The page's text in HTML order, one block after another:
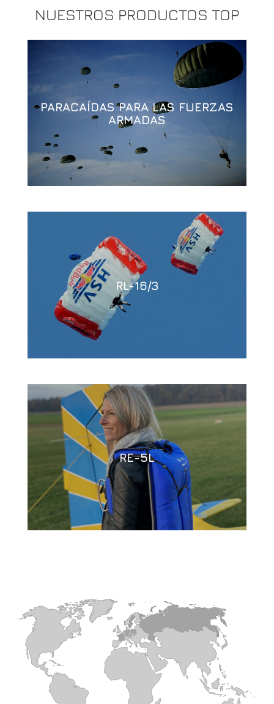
NUESTROS PRODUCTOS TOP
PARACAÍDAS PARA LAS FUERZAS
ARMADAS
RL-16/3
RE-5L